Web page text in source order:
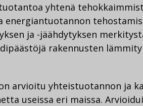
yhtenä
energiantuotannon
ja -jäähdytyksen
rakennusten
arvioitu yhteistuotannon ja
useissa eri maissa.